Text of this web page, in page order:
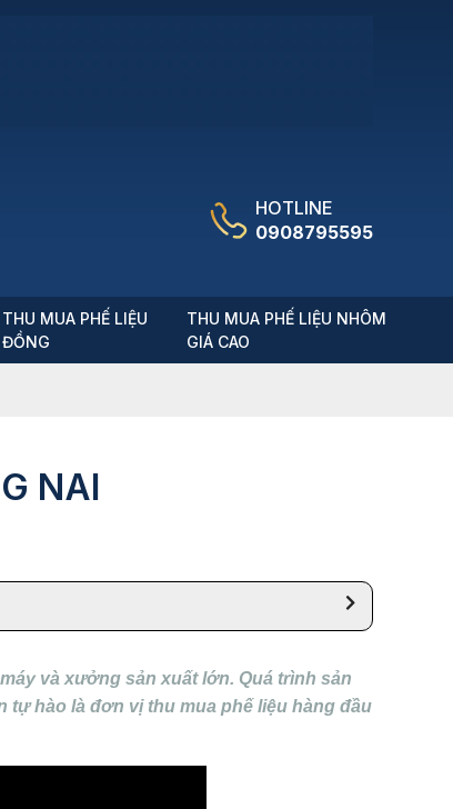
HOTLINE
0908795595
THU MUA PHẾ LIỆU
ĐỒNG
THU MUA PHẾ LIỆU NHÔM
GIÁ CAO
NAI
và xưởng sản xuất lớn. Quá trình sản
tự hào là đơn vị thu mua phế liệu hàng đầu